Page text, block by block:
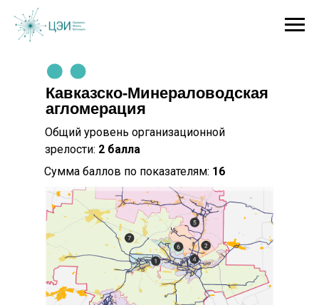
Кавказско-Минераловодская
агломерация
Общий уровень организационной
зрелости: 2 балла
Сумма баллов по показателям: 16